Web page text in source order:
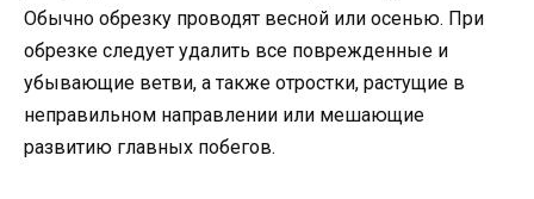
Обычно обрезку проводят весной или осенью. При
обрезке следует удалить все поврежденные и
убывающие ветви, а также отростки, растущие в
неправильном направлении или мешающие
развитию главных побегов.